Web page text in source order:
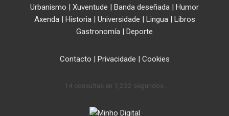
Urbanismo | Xuventude | Banda deseñada | Humor
Axenda| Historia| Universidade | Lingua| Libros
Gastronomía | Deporte
Contacto | Privacidade | Cookies
14 consultas en 1,232 segundos.